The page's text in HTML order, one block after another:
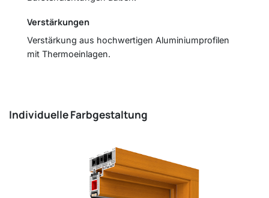
Verstärkungen
Verstärkung aus hochwertigen Aluminiumprofilen
mit Thermoeinlagen.
Individuelle Farbgestaltung